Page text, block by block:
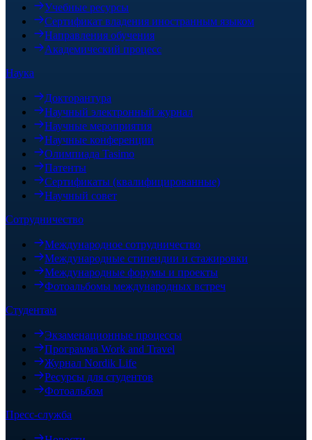
Учебные ресурсы
Сертификат владения иностранным языком
Направления обучения
Академический процесс
Наука
Докторантура
Научный электронный журнал
Научные мероприятия
Научные конференции
Олимпиада Tasimo
Патенты
Сертификаты (квалифицированные)
Научный совет
Сотрудничество
Международное сотрудничество
Международные стипендии и стажировки
Международные форумы и проекты
Фотоальбомы международных встреч
Студентам
Экзаменационные процессы
Программа Work and Travel
Журнал Nordik Life
Ресурсы для студентов
Фотоальбом
Пресс-служба